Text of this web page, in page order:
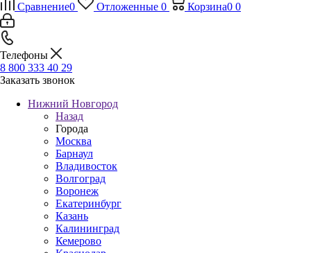
Сравнение0 Отложенные 0 Корзина0 0
Телефоны
8 800 333 40 29
Заказать звонок
Нижний Новгород
Назад
Города
Москва
Барнаул
Владивосток
Волгоград
Воронеж
Екатеринбург
Казань
Калининград
Кемерово